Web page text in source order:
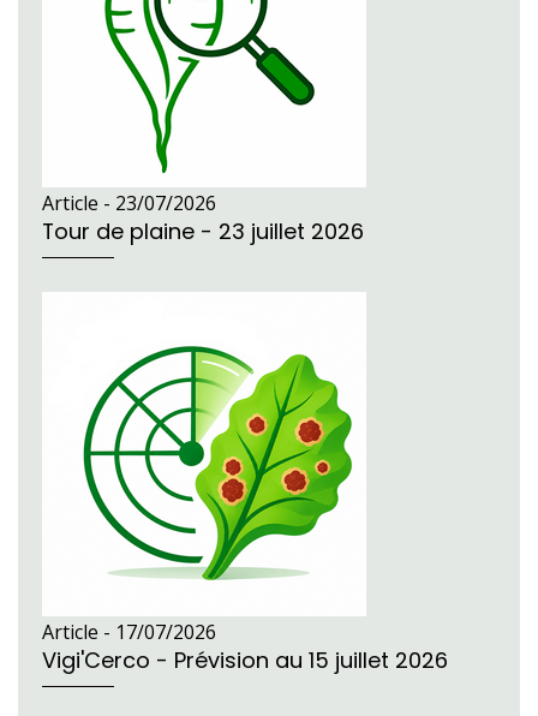
Article - 23/07/2026
Tour de plaine - 23 juillet 2026
Article - 17/07/2026
Vigi'Cerco - Prévision au 15 juillet 2026